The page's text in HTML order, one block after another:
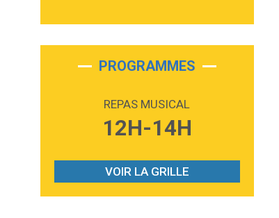
On My Soul
2:28
Phoebe Bridgers
Gracie Abrams
PROGRAMMES
REPAS MUSICAL
12H-14H
VOIR LA GRILLE